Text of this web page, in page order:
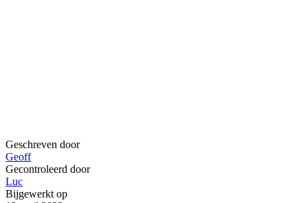
Geschreven door
Geoff
Gecontroleerd door
Luc
Bijgewerkt op